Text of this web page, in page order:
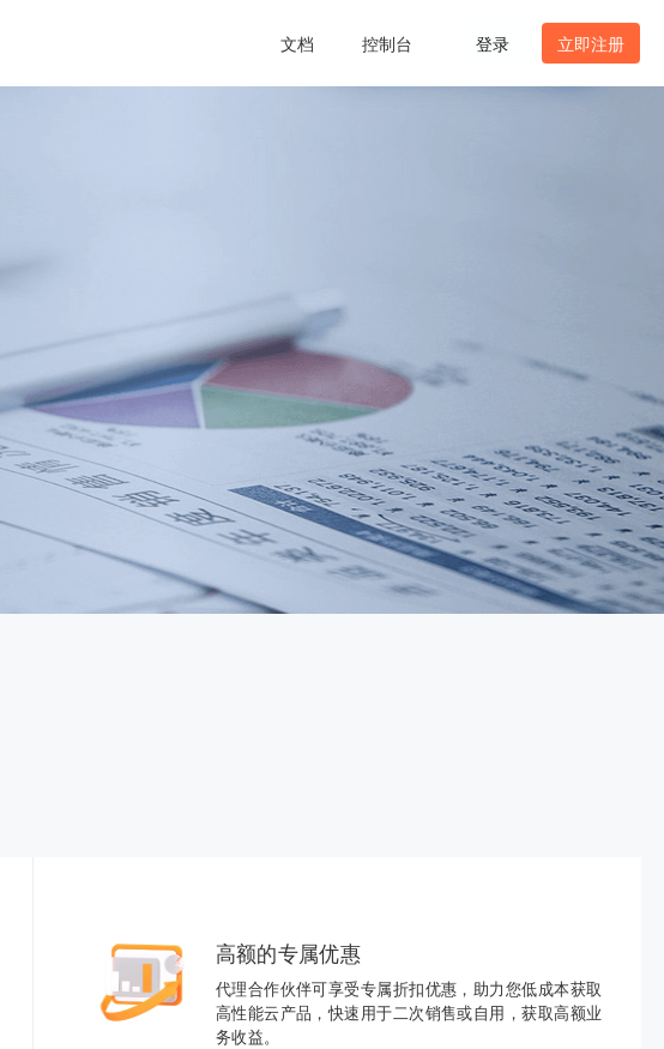
文档 控制台 登录 立即注册
高额的专属优惠
代理合作伙伴可享受专属折扣优惠，助力您低成本获取
高性能云产品，快速用于二次销售或自用，获取高额业
务收益。